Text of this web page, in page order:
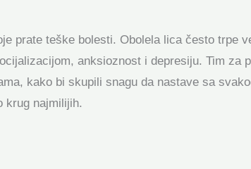
prate teške bolesti. Obolela lica često trpe
anksioznost i depresiju. Tim za
kako bi skupili snagu da nastave sa
krug najmilijih.